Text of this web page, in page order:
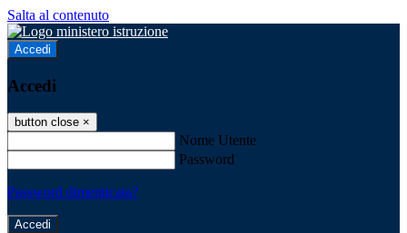
Salta al contenuto
Accedi
Accedi
button close ×
Nome Utente
Password
Password dimenticata?